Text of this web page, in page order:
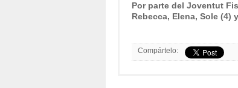
Por parte del Joventut
Rebecca, Elena, Sole (4)
Compártelo: